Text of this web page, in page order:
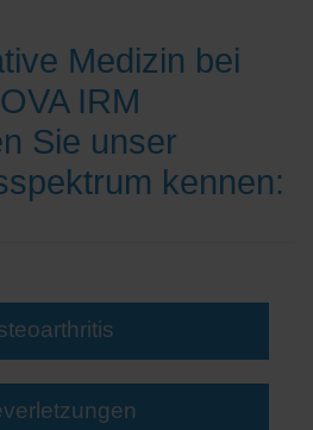
Medizin bei
IRM
Sie unser
kennen: